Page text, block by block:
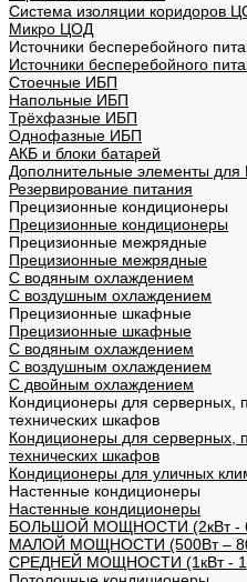
Система изоляции коридоров
Микро ЦОД
Источники бесперебойного
Источники бесперебойного
Стоечные ИБП
Напольные ИБП
Трёхфазные ИБП
Однофазные ИБП
АКБ и блоки батарей
Дополнительные элементы
Резервирование питания
Прецизионные кондиционеры
Прецизионные кондиционеры
Прецизионные межрядные
Прецизионные межрядные
С водяным охлаждением
С воздушным охлаждением
Прецизионные шкафные
Прецизионные шкафные
С водяным охлаждением
С воздушным охлаждением
С двойным охлаждением
Кондиционеры для серверных,
технических шкафов
Кондиционеры для серверных,
технических шкафов
Кондиционеры для уличных
Настенные кондиционеры
Настенные кондиционеры
БОЛЬШОЙ МОЩНОСТИ (2кВт -
МАЛОЙ МОЩНОСТИ (500Вт –
СРЕДНЕЙ МОЩНОСТИ (1кВт -